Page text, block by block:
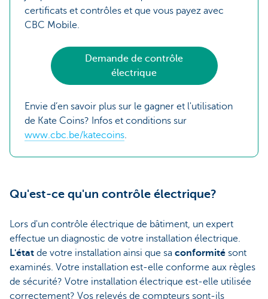
certificats et contrôles et que vous payez avec
CBC Mobile.
Demande de contrôle
électrique
Envie d’en savoir plus sur le gagner et l'utilisation
de Kate Coins? Infos et conditions sur
www.cbc.be/katecoins.
Qu'est-ce qu'un contrôle électrique?
Lors d'un contrôle électrique de bâtiment, un expert
effectue un diagnostic de votre installation électrique.
L'état de votre installation ainsi que sa conformité sont
examinés. Votre installation est-elle conforme aux règles
de sécurité? Votre installation électrique est-elle utilisée
correctement? Vos relevés de compteurs sont-ils